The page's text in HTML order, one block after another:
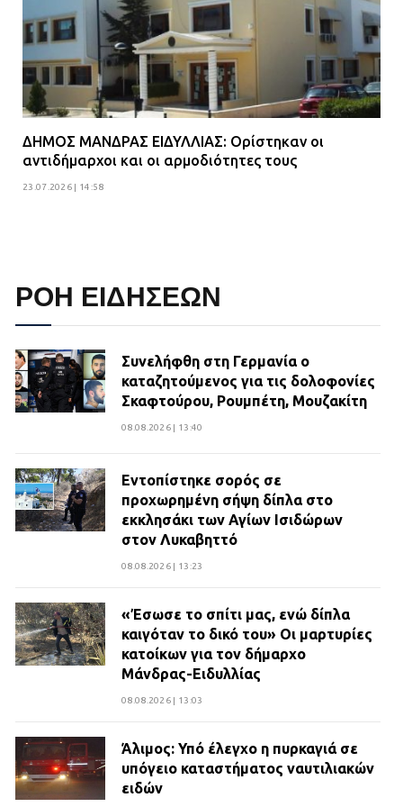
ΔΗΜΟΣ ΜΑΝΔΡΑΣ ΕΙΔΥΛΛΙΑΣ: Ορίστηκαν οι
αντιδήμαρχοι και οι αρμοδιότητες τους
23.07.2026 | 14:58
ΡΟΗ ΕΙΔΗΣΕΩΝ
Συνελήφθη στη Γερμανία ο
καταζητούμενος για τις δολοφονίες
Σκαφτούρου, Ρουμπέτη, Μουζακίτη
08.08.2026 | 13:40
Εντοπίστηκε σορός σε
προχωρημένη σήψη δίπλα στο
εκκλησάκι των Αγίων Ισιδώρων
στον Λυκαβηττό
08.08.2026 | 13:23
«Έσωσε το σπίτι μας, ενώ δίπλα
καιγόταν το δικό του» Οι μαρτυρίες
κατοίκων για τον δήμαρχο
Μάνδρας-Ειδυλλίας
08.08.2026 | 13:03
Άλιμος: Υπό έλεγχο η πυρκαγιά σε
υπόγειο καταστήματος ναυτιλιακών
ειδών